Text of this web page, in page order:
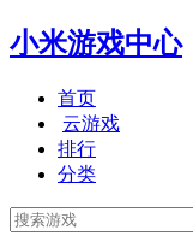
小米游戏中心
首页
云游戏
排行
分类